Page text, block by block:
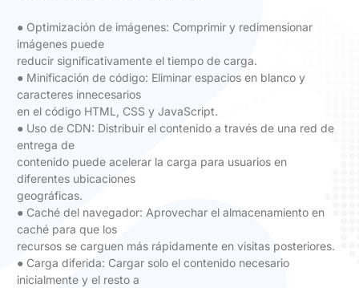
● Optimización de imágenes: Comprimir y redimensionar
imágenes puede
reducir significativamente el tiempo de carga.
● Minificación de código: Eliminar espacios en blanco y
caracteres innecesarios
en el código HTML, CSS y JavaScript.
● Uso de CDN: Distribuir el contenido a través de una red de
entrega de
contenido puede acelerar la carga para usuarios en
diferentes ubicaciones
geográficas.
● Caché del navegador: Aprovechar el almacenamiento en
caché para que los
recursos se carguen más rápidamente en visitas posteriores.
● Carga diferida: Cargar solo el contenido necesario
inicialmente y el resto a